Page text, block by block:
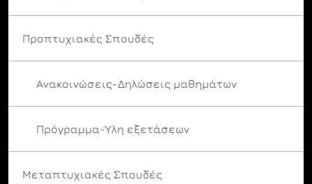
Προπτυχιακές Σπουδές
Ανακοινώσεις-Δηλώσεις μαθημάτων
Πρόγραμμα-Ύλη εξετάσεων
Μεταπτυχιακές Σπουδές